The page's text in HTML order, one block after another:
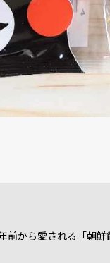
前から愛される「朝